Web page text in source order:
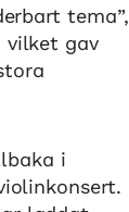
tema”,
vilket gav
i